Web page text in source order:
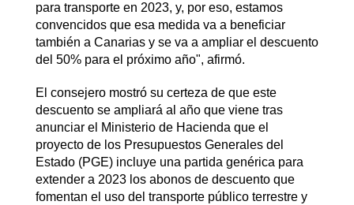
para transporte en 2023, y, por eso, estamos
convencidos que esa medida va a beneficiar
también a Canarias y se va a ampliar el descuento
del 50% para el próximo año", afirmó.
El consejero mostró su certeza de que este
descuento se ampliará al año que viene tras
anunciar el Ministerio de Hacienda que el
proyecto de los Presupuestos Generales del
Estado (PGE) incluye una partida genérica para
extender a 2023 los abonos de descuento que
fomentan el uso del transporte público terrestre y